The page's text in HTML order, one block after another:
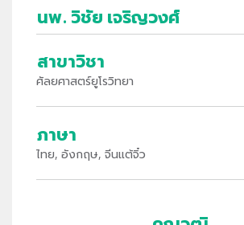
นพ. วิชัย เจริญวงศ์
สาขาวิชา
ศัลยศาสตร์ยูโรวิทยา
ภาษา
ไทย, อังกฤษ, จีนแต้จิ๋ว